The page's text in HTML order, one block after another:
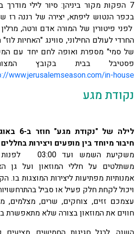
7 הפקות מקור ביניהן: סיור לילי
בכפר הנטוש ליפתא, יצירה של רננה רז
לפני פיטורין של המורה אדם ורטה,
החרדי לעולם החילוני, סווינג "האחיות
של סמי" מספרת ואופה לחם יחד עם
פסטיבל בבית בקובץ
www.jerusalemseason.com/in-house
נקודת מגע
לילה של
חיבור מיוחד בין מופעים ויצירות
משקיעת השמש
משתלטים על חללי המוזאון ועל גן
אמנותיות מפתיעות ליצירות המוצגות בו.
ויכול לקחת חלק פעיל או סביל
עצמכם זזים, צוחקים, שרים, מצלמים,
חווים את המוזאון בצורה שלא מתאפשרת